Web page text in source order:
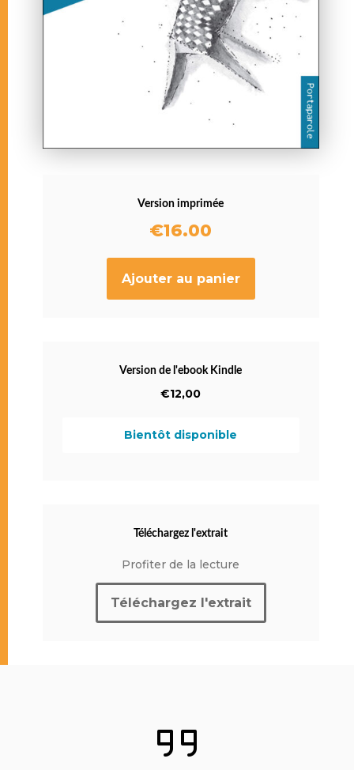
Version imprimée
€16.00
Ajouter au panier
Version de l'ebook Kindle
€12,00
Bientôt disponible
Téléchargez l'extrait
Profiter de la lecture
Téléchargez l'extrait